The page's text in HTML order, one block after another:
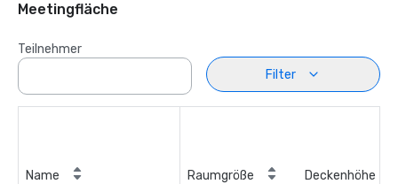
Meetingfläche
Teilnehmer
Filter
Name Raumgröße Deckenhöhe